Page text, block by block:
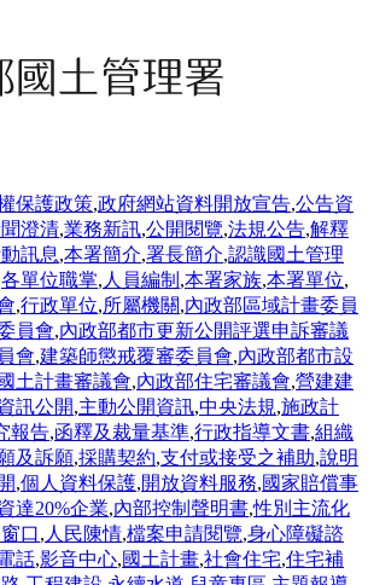
保護政策,政府網站資料開放宣告,公告資
澄清,業務新訊,公開閱覽,法規公告,解釋
訊息,本署簡介,署長簡介,認識國土管理
各單位職掌, 人員編制 ,本署家族,本署單位,
,行政單位,所屬機關,內政部區域計畫委員
員會,內政部都市更新公開評選申訴審議
會,建築師懲戒覆審委員會,內政部都市設
土計畫審議會,內政部住宅審議會,營建建
訊公開,主動公開資訊,中央法規,施政計
報告,函釋及裁量基準,行政指導文書,組織
及訴願,採購契約,支付或接受之補助,說明
,個人資料保護,開放資料服務,國家賠償事
達20%企業,內部控制聲明書,性別主流化
口, 人民陳情,檔案申請閱覽,身心障礙諮
話,影音中心,國土計畫,社會住宅,住宅補